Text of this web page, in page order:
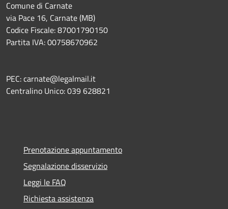
Comune di Carnate
via Pace 16, Carnate (MB)
Codice Fiscale: 87001790150
Partita IVA: 00758670962
PEC: carnate@legalmail.it
Centralino Unico: 039 628821
Prenotazione appuntamento
Segnalazione disservizio
Leggi le FAQ
Richiesta assistenza